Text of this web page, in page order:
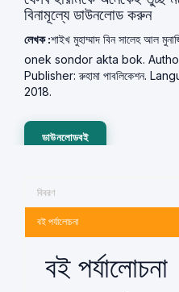
বিনামূল্যে ডাউনলোড করুন
লেখক :শাইখ মুহাম্মাদ বিন সালেহ আল
onek sondor akta bok. Author:
Publisher: রুহামা পাবলিকেশন.
2018.
ডাউনলোডবই
বিবরণ
বই পর্যালোচনা
বই পর্যালোচনা